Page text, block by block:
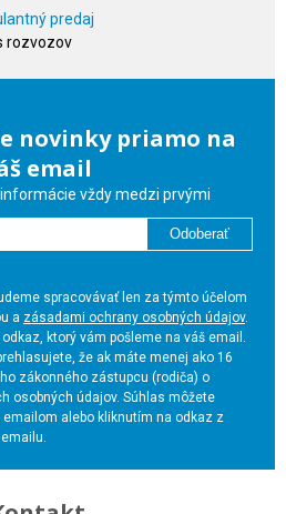
predaj
rozvozov
novinky priamo na
email
vždy medzi prvými
Odoberať
spracovávať len za týmto účelom
a zásadami ochrany osobných údajov.
ktorý vám pošleme na váš email.
že ak máte menej ako 16
zákonného zástupcu (rodiča) o
osobných údajov. Súhlas môžete
alebo kliknutím na odkaz z